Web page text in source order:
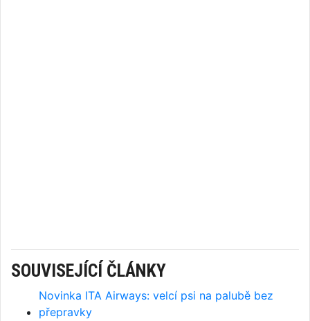
SOUVISEJÍCÍ ČLÁNKY
Novinka ITA Airways: velcí psi na palubě bez
přepravky